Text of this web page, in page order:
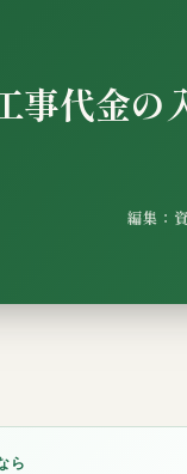
事代金の
編集：
ら